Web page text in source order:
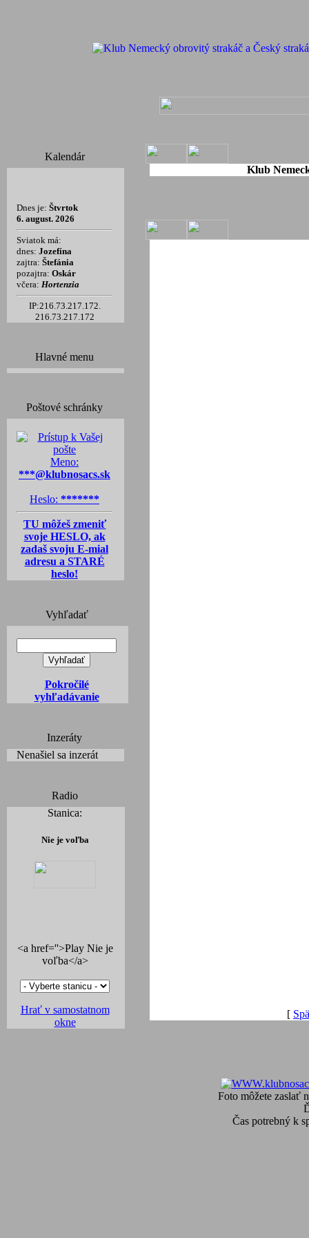
Kalendár
Dnes je: Štvrtok
6. august. 2026
Sviatok má:
dnes: Jozefína
zajtra: Štefánia
pozajtra: Oskár
včera: Hortenzia
IP:216.73.217.172.
216.73.217.172
Hlavné menu
Poštové schránky
Meno:
***@klubnosacs.sk
Heslo: *******
TU môžeš zmeniť
svoje HESLO, ak
zadaš svoju E-mial
adresu a STARÉ
heslo!
Vyhľadať
Pokročilé
vyhľadávanie
Inzeráty
Nenašiel sa inzerát
Radio
Stanica:
Nie je voľba
<a href=''>Play Nie je
voľba</a>
Hrať v samostatnom
okne
Klub
[
Foto môžete zaslať
Čas potrebný k